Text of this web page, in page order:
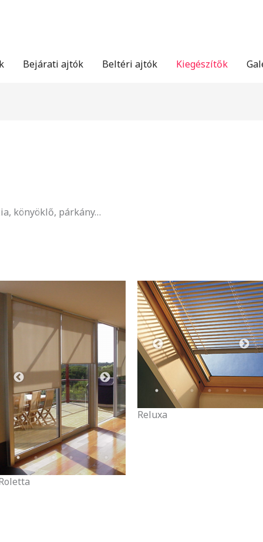
Bejárati ajtók Beltéri ajtók Kiegészítők
könyöklő, párkány…
Reluxa